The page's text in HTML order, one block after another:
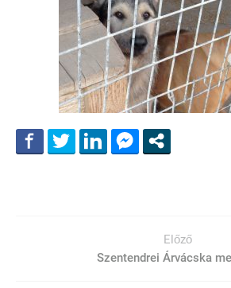
Előző
Szentendrei Árvácska